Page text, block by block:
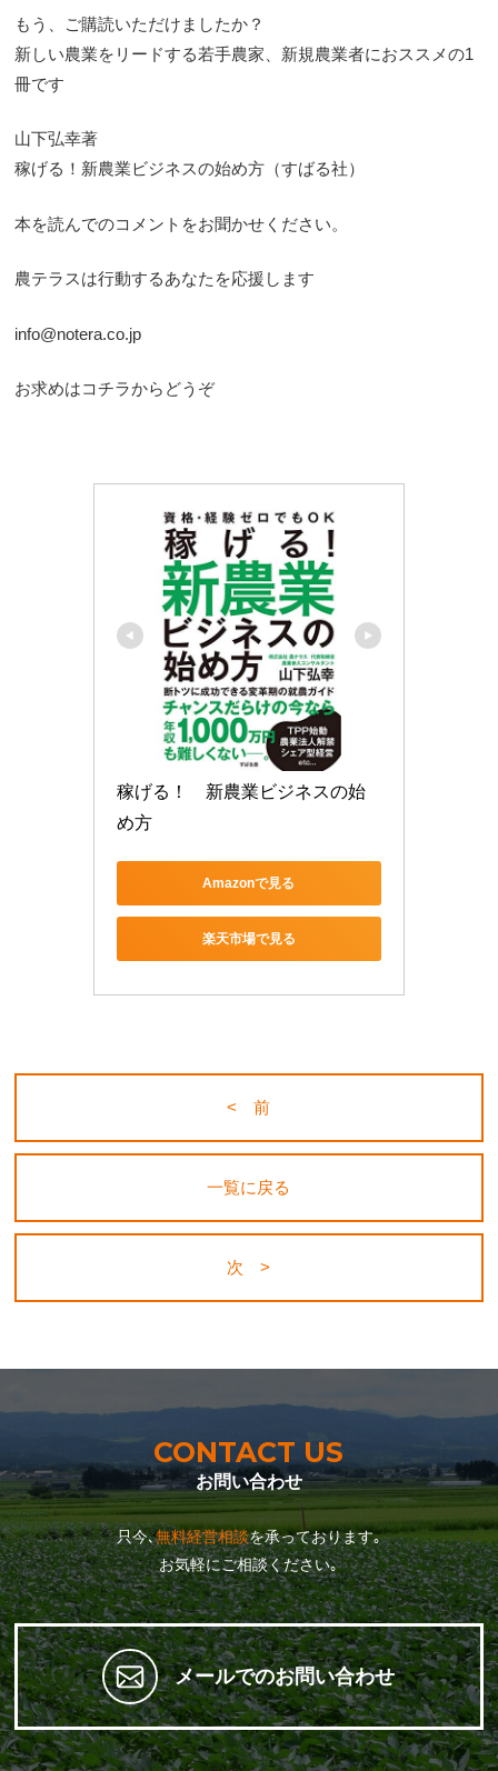
もう、ご購読いただけましたか？
新しい農業をリードする若手農家、新規農業者におススメの1
冊です
山下弘幸著
稼げる！新農業ビジネスの始め方（すばる社）
本を読んでのコメントをお聞かせください。
農テラスは行動するあなたを応援します
info@notera.co.jp
お求めはコチラからどうぞ
稼げる！　新農業ビジネスの始
め方
Amazonで見る
楽天市場で見る
< 前
一覧に戻る
次 >
CONTACT US
お問い合わせ
只今､無料経営相談を承っております｡
お気軽にご相談ください｡
メールでのお問い合わせ